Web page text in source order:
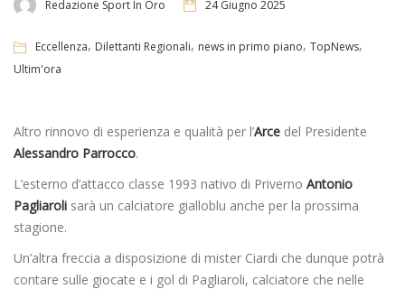
Redazione Sport In Oro 24 Giugno 2025
Eccellenza, Dilettanti Regionali, news in primo piano, TopNews,
Ultim'ora
Altro rinnovo di esperienza e qualità per l’Arce del Presidente
Alessandro Parrocco.
L’esterno d’attacco classe 1993 nativo di Priverno Antonio
Pagliaroli sarà un calciatore gialloblu anche per la prossima
stagione.
Un’altra freccia a disposizione di mister Ciardi che dunque potrà
contare sulle giocate e i gol di Pagliaroli, calciatore che nelle